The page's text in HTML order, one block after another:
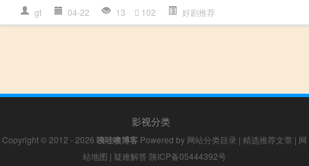
gt 04-22 13 102 好剧推荐
影视分类
Copyright © 2012 - 2026 咦哇噢博客 Powered by 网站分类目录 | 精选推荐文章 | 网
站地图 | 疑难解答 陕ICP备05444392号